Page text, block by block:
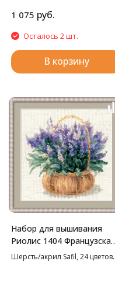
1 075 руб.
Осталось 2 шт.
В корзину
Набор для вышивания
Риолис 1404 Французская
лаванда, 25*25 см
Шерсть/акрил Safil, 24 цветов.